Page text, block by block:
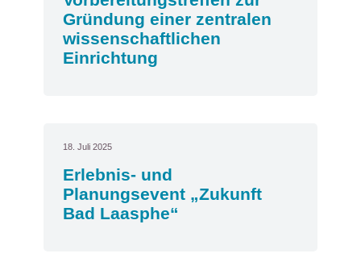
Gründung einer zentralen
wissenschaftlichen
Einrichtung
18. Juli 2025
Erlebnis- und
Planungsevent „Zukunft
Bad Laasphe“